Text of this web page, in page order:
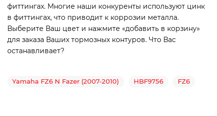
фиттингах. Многие наши конкуренты используют цинк
в фиттингах, что приводит к коррозии металла.
Выберите Ваш цвет и нажмите «добавить в корзину»
для заказа Ваших тормозных контуров. Что Вас
останавливает?
Yamaha FZ6 N Fazer (2007-2010) HBF9756 FZ6